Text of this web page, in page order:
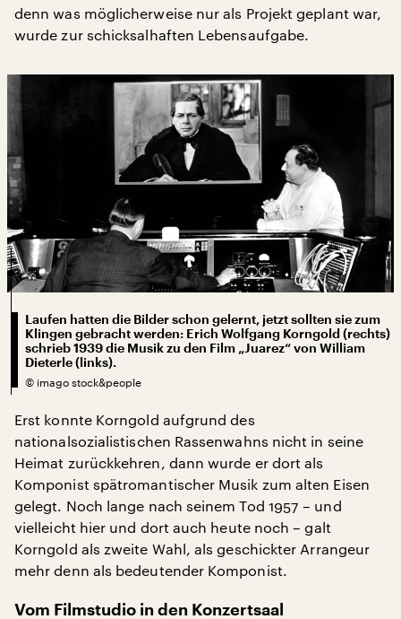
denn was möglicherweise nur als Projekt geplant war,
wurde zur schicksalhaften Lebensaufgabe.
Laufen hatten die Bilder schon gelernt, jetzt sollten sie zum
Klingen gebracht werden: Erich Wolfgang Korngold (rechts)
schrieb 1939 die Musik zu den Film „Juarez“ von William
Dieterle (links).
© imago stock&people
Erst konnte Korngold aufgrund des
nationalsozialistischen Rassenwahns nicht in seine
Heimat zurückkehren, dann wurde er dort als
Komponist spätromantischer Musik zum alten Eisen
gelegt. Noch lange nach seinem Tod 1957 – und
vielleicht hier und dort auch heute noch – galt
Korngold als zweite Wahl, als geschickter Arrangeur
mehr denn als bedeutender Komponist.
Vom Filmstudio in den Konzertsaal